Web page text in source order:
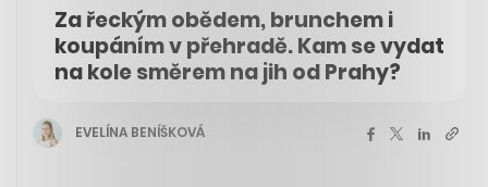
Za řeckým obědem, brunchem i
koupáním v přehradě. Kam se vydat
na kole směrem na jih od Prahy?
EVELÍNA BENÍŠKOVÁ